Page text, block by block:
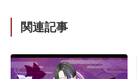
関連記事